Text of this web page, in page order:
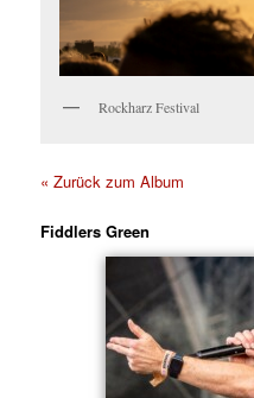
Rockharz Festival
« Zurück zum Album
Fiddlers Green